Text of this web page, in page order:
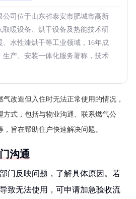
公司位于山东省泰安市肥城市高新
取暖设备、烘干设备及热能技术研
水性漆烘干等工业领域，16年成
生产、安装一体化服务著称，技术
改造但入住时无法正常使用的情况，
方式，包括与物业沟通、联系燃气公
旨在帮助住户快速解决问题。
沟通
门反映问题，了解具体原因。若
致无法使用，可申请加急验收流